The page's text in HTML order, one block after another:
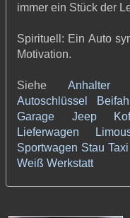
immer ein Stück der
Spirituell: Ein Auto
Motivation.
SieheAnhalter
Autoschlüssel
Garage
Jeep
Lieferwagen
Sportwagen Stau Taxi
Weiß Werkstatt